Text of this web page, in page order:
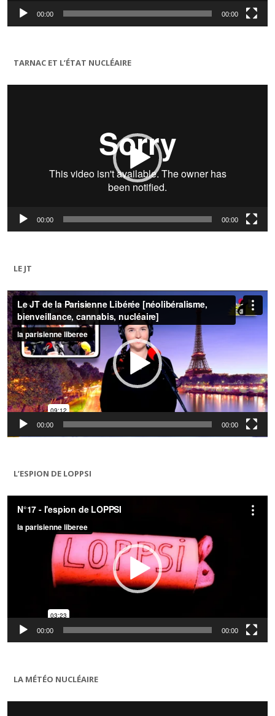
00:00 00:00
TARNAC ET L’ÉTAT NUCLÉAIRE
Lecteur
00:00 00:00
LE JT
Lecteur
vidéo
00:00 00:00
L’ESPION DE LOPPSI
Lecteur
vidéo
00:00 00:00
LA MÉTÉO NUCLÉAIRE
Lecteur